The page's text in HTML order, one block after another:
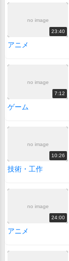
no image
23:40
アニメ
no image
7:12
ゲーム
no image
10:26
技術・工作
no image
24:00
アニメ